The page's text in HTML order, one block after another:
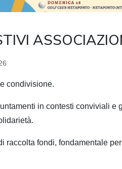
condivisione.
in contesti conviviali e
raccolta fondi, fondamentale